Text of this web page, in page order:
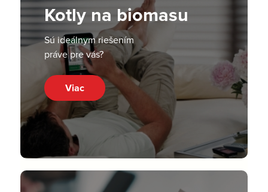
Kotly na biomasu
Sú ideálnym riešením
práve pre vás?
Viac